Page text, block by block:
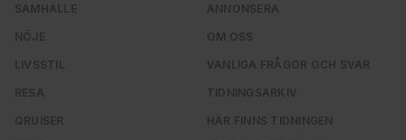
SAMHÄLLE
NÖJE
LIVSSTIL
RESA
QRUISER
ANNONSERA
OM OSS
VANLIGA FRÅGOR OCH SVAR
TIDNINGSARKIV
HÄR FINNS TIDNINGEN